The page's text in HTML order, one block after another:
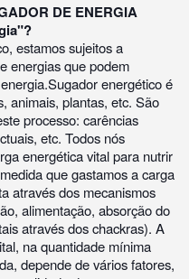
DE ENERGIA
estamos sujeitos a
energias que podem
energético é
animais, plantas, etc. São
processo: carências
etc. Todos nós
energética vital para nutrir
que gastamos a carga
através dos mecanismos
alimentação, absorção do
através dos chackras). A
na quantidade mínima
depende de vários fatores,